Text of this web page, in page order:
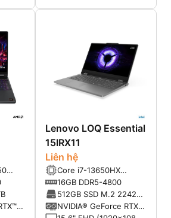
up
Lenovo LOQ Essential
15IRX11
Liên hệ
Core i7-13650HX
(14C/20T, up to
4.96GHz, 24MB)
16GB DDR5-4800
512GB SSD M.2 2242
PCIe® 4.0 NVMe®
NVIDIA® GeForce RTX